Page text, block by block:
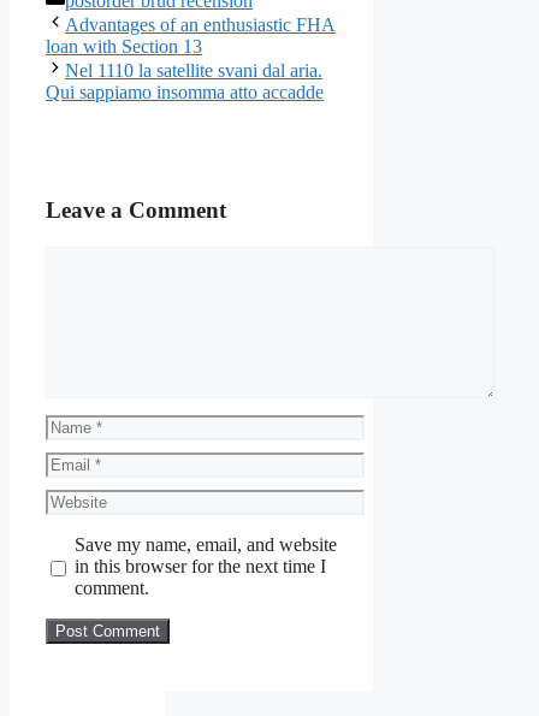
Advantages of an enthusiastic FHA
loan with Section 13
Nel 1110 la satellite svani dal aria.
Qui sappiamo insomma atto accadde
Leave a Comment
Name
Email
Website
Save my name, email, and website
in this browser for the next time I
comment.